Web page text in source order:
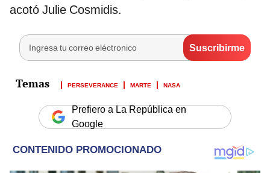
acotó Julie Cosmidis.
PERSEVERANCE MARTE NASA
Prefiero a La República en
Google